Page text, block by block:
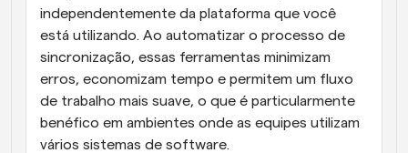
independentemente da plataforma que você
está utilizando. Ao automatizar o processo de
sincronização, essas ferramentas minimizam
erros, economizam tempo e permitem um fluxo
de trabalho mais suave, o que é particularmente
benéfico em ambientes onde as equipes utilizam
vários sistemas de software.